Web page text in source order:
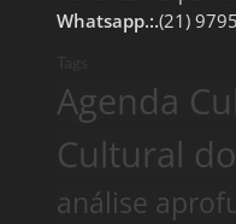
Whatsapp.:.(21)
Agenda
Cultural
análise